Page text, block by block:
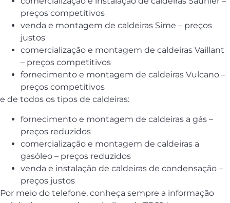
preços competitivos
venda e montagem de caldeiras Sime – preços
justos
comercialização e montagem de caldeiras Vaillant
– preços competitivos
fornecimento e montagem de caldeiras Vulcano –
preços competitivos
e de todos os tipos de caldeiras:
fornecimento e montagem de caldeiras a gás –
preços reduzidos
comercialização e montagem de caldeiras a
gasóleo – preços reduzidos
venda e instalação de caldeiras de condensação –
preços justos
Por meio do telefone, conheça sempre a informação